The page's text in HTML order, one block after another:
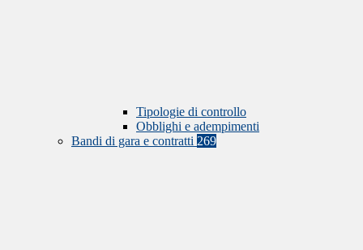
Tipologie di controllo
Obblighi e adempimenti
Bandi di gara e contratti 269